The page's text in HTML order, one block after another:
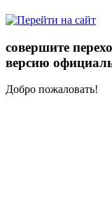
совершите
версию
Добро пожаловать!